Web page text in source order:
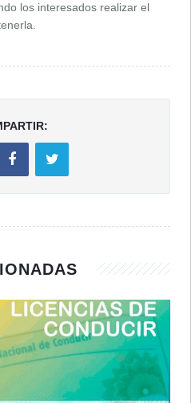
los interesados realizar el